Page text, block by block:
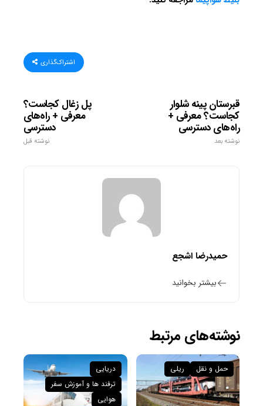
اشتراک‌گذاری
پل زغال کجاست؟
معرفی + راه‌های
دسترسی
نوشته قبل
قبرستان پینه شلوار
کجاست؟ معرفی +
راه‌های دسترسی
نوشته بعد
حمیدرضا اشجع
بیشتر بخوانید
نوشته‌های مرتبط
حمل و نقل ریلی
دریایی
ترفند ها و آموزش سفر
هوایی